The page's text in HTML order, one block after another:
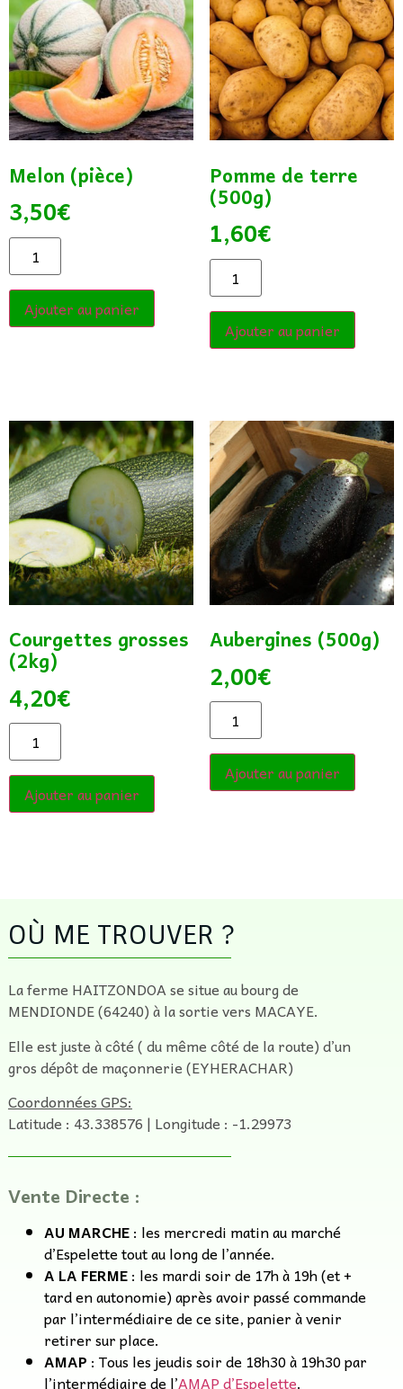
Melon (pièce)
3,50€
Ajouter au panier
Pomme de terre
(500g)
1,60€
Ajouter au panier
Courgettes grosses
(2kg)
4,20€
Ajouter au panier
Aubergines (500g)
2,00€
Ajouter au panier
OÙ ME TROUVER ?
La ferme HAITZONDOA se situe au bourg de
MENDIONDE (64240) à la sortie vers MACAYE.
Elle est juste à côté ( du même côté de la route) d’un
gros dépôt de maçonnerie (EYHERACHAR)
Coordonnées GPS:
Latitude : 43.338576 | Longitude : -1.29973
Vente Directe :
AU MARCHE: les mercredi matin au marché
d’Espelette tout au long de l’année.
A LA FERME: les mardi soir de 17h à 19h (et +
tard en autonomie) après avoir passé commande
par l’intermédiaire de ce site, panier à venir
retirer sur place.
AMAP : Tous les jeudis soir de 18h30 à 19h30 par
l’intermédiaire de l’AMAP d’Espelette.